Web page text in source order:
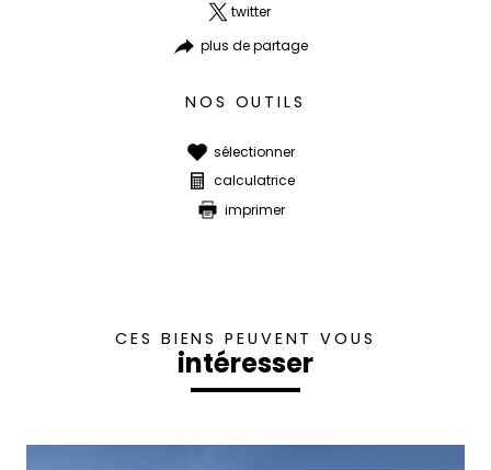
twitter
plus de partage
NOS OUTILS
sélectionner
calculatrice
imprimer
CES BIENS PEUVENT VOUS
intéresser